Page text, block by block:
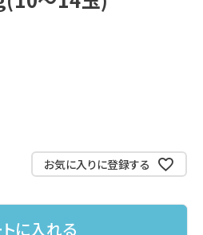
お気に入りに登録する
に入れる